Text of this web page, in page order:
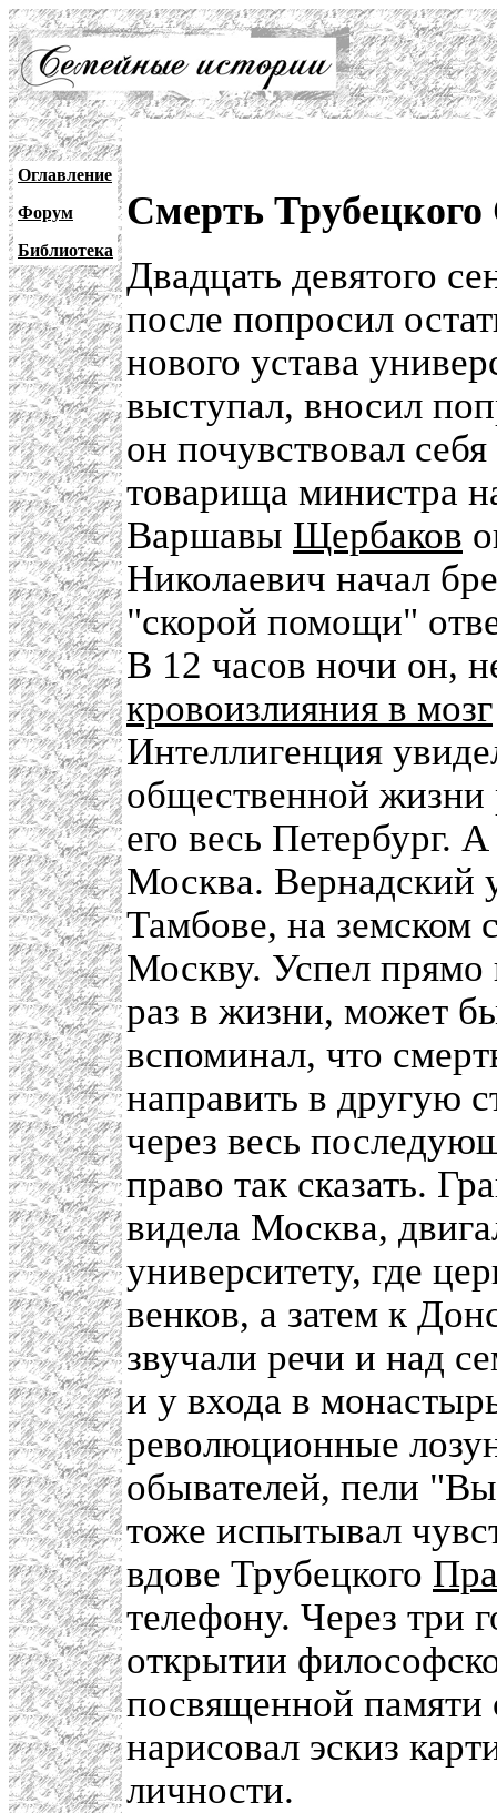
Оглавление
Форум
Библиотека
Смерть
Двадцать девятого
после попросил
нового устава
выступал, вносил
он почувствовал
товарища министра
Варшавы Щербаков
Николаевич начал
"скорой помощи"
В 12 часов ночи он,
кровоизлияния в мозг
Интеллигенция
общественной жизни
его весь Петербург.
Москва. Вернадский
Тамбове, на земском
Москву. Успел прямо
раз в жизни, может
вспоминал, что
направить в другую
через весь
право так сказать.
видела Москва,
университету, где
венков, а затем к
звучали речи и над
и у входа в
революционные
обывателей, пели
тоже испытывал
вдове Трубецкого
телефону. Через три
открытии
посвященной памяти
нарисовал эскиз
личности.